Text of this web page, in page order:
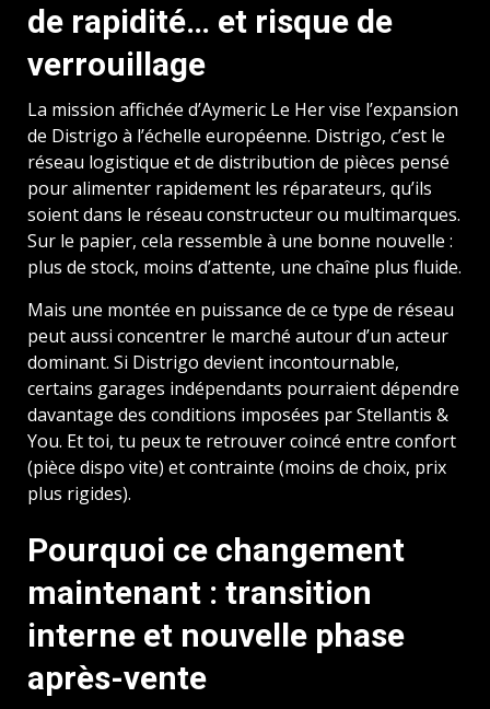
de rapidité… et risque de
verrouillage
La mission affichée d’Aymeric Le Her vise l’expansion
de Distrigo à l’échelle européenne. Distrigo, c’est le
réseau logistique et de distribution de pièces pensé
pour alimenter rapidement les réparateurs, qu’ils
soient dans le réseau constructeur ou multimarques.
Sur le papier, cela ressemble à une bonne nouvelle :
plus de stock, moins d’attente, une chaîne plus fluide.
Mais une montée en puissance de ce type de réseau
peut aussi concentrer le marché autour d’un acteur
dominant. Si Distrigo devient incontournable,
certains garages indépendants pourraient dépendre
davantage des conditions imposées par Stellantis &
You. Et toi, tu peux te retrouver coincé entre confort
(pièce dispo vite) et contrainte (moins de choix, prix
plus rigides).
Pourquoi ce changement
maintenant : transition
interne et nouvelle phase
après-vente